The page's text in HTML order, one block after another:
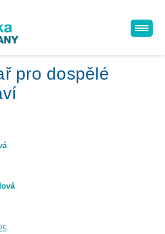
pro dospělé